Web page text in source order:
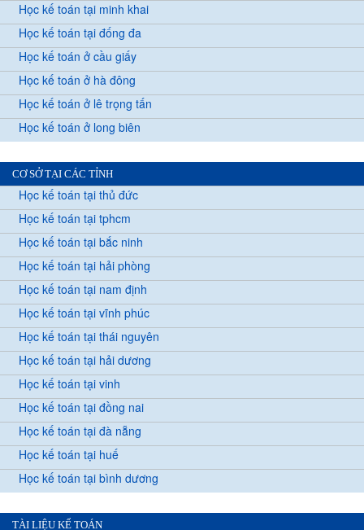
Học kế toán tại minh khai
Học kế toán tại đống đa
Học kế toán ở cầu giấy
Học kế toán ở hà đông
Học kế toán ở lê trọng tấn
Học kế toán ở long biên
CƠ SỞ TẠI CÁC TỈNH
Học kế toán tại thủ đức
Học kế toán tại tphcm
Học kế toán tại bắc ninh
Học kế toán tại hải phòng
Học kế toán tại nam định
Học kế toán tại vĩnh phúc
Học kế toán tại thái nguyên
Học kế toán tại hải dương
Học kế toán tại vinh
Học kế toán tại đồng nai
Học kế toán tại đà nẵng
Học kế toán tại huế
Học kế toán tại bình dương
TÀI LIỆU KẾ TOÁN